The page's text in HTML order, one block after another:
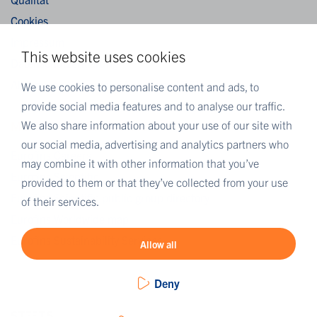
This website uses cookies
We use cookies to personalise content and ads, to
provide social media features and to analyse our traffic.
We also share information about your use of our site with
our social media, advertising and analytics partners who
may combine it with other information that you’ve
provided to them or that they’ve collected from your use
of their services.
Allow all
Deny
Cookies
Datenschutzerklärung
Allgemeine Verkaufsbedingungen (AVB)
MEHR VON EUROFINS
Eurofins Scientific
Eurofins Scientific public group directory
Eurofins Sustainability Services